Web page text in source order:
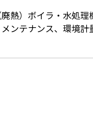
熱）ボイラ・水処理
ンテナンス、環境計